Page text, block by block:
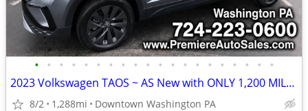
• • • • • • • • • • • • • • • • • • • •
2023 Volkswagen TAOS ~ AS New with ONLY 1,200 MILES ~ FINANCING
8/2 1,288mi Downtown Washington PA